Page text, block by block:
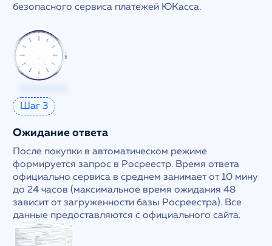
безопасного сервиса платежей ЮКасса.
Шаг 3
Ожидание ответа
После покупки в автоматическом режиме
формируется запрос в Росреестр. Время ответа
официально сервиса в среднем занимает от 10 мину
до 24 часов (максимальное время ожидания 48
зависит от загруженности базы Росреестра). Все
данные предоставляются с официального сайта.